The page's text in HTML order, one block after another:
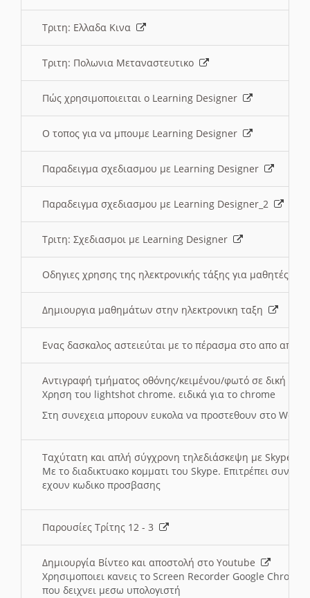
Τριτη: Ελλαδα Κινα
Τριτη: Πολωνια Μεταναστευτικο
Πώς χρησιμοποιειται ο Learning Designer
O τοπος για να μπουμε Learning Designer
Παραδειγμα σχεδιασμου με Learning Designer
Παραδειγμα σχεδιασμου με Learning Designer_2
Τριτη: Σχεδιασμοι με Learning Designer
Οδηγιες χρησης της ηλεκτρονικής τάξης για μαθητές
Δημιουργια μαθημάτων στην ηλεκτρονικη ταξη
Ενας δασκαλος αστειεύται με το πέρασμα στο απο
Αντιγραφή τμήματος οθόνης/κειμένου/φωτό σε δική
Χρηση του lightshot chrome. ειδικά για το chrome
Στη συνεχεια μπορουν ευκολα να προστεθουν στο Word
Ταχύτατη και απλή σύγχρονη τηλεδιάσκεψη με Skype
Με το διαδικτυακο κομματι του Skype. Επιτρέπει
εχουν κωδικο προσβασης
Παρουσίες Τρίτης 12 - 3
Δημιουργία Βίντεο και αποστολή στο Youtube
Χρησιμοποιει κανεις το Screen Recorder Google Chrome
που δειχνει μεσω υπολογιστή